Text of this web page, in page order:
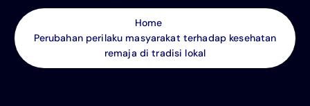
Home
Perubahan perilaku masyarakat terhadap kesehatan
remaja di tradisi lokal